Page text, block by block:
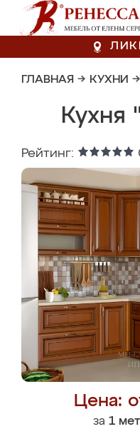
ГЛАВНАЯ → КУХНИ →
Кухня
Рейтинг:
Цена:
за 1